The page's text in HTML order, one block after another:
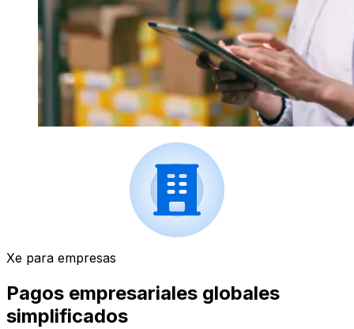
Xe para empresas
Pagos empresariales globales
simplificados